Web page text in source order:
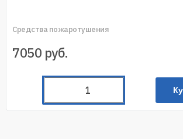
Средства пожаротушения
7050 руб.